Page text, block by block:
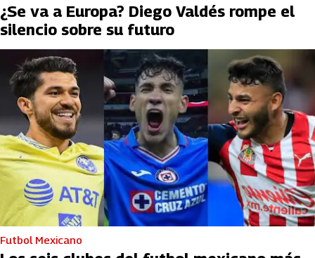
¿Se va a Europa? Diego Valdés rompe el
silencio sobre su futuro
Futbol Mexicano